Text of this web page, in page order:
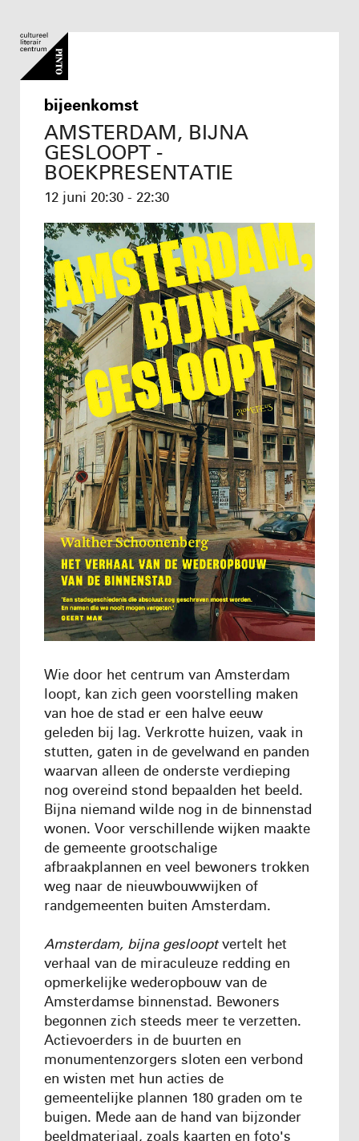
bijeenkomst
AMSTERDAM, BIJNA
GESLOOPT -
BOEKPRESENTATIE
12 juni 20:30 - 22:30
Wie door het centrum van Amsterdam
loopt, kan zich geen voorstelling maken
van hoe de stad er een halve eeuw
geleden bij lag. Verkrotte huizen, vaak in
stutten, gaten in de gevelwand en panden
waarvan alleen de onderste verdieping
nog overeind stond bepaalden het beeld.
Bijna niemand wilde nog in de binnenstad
wonen. Voor verschillende wijken maakte
de gemeente grootschalige
afbraakplannen en veel bewoners trokken
weg naar de nieuwbouwwijken of
randgemeenten buiten Amsterdam.
Amsterdam, bijna geslooptvertelt het
verhaal van de miraculeuze redding en
opmerkelijke wederopbouw van de
Amsterdamse binnenstad. Bewoners
begonnen zich steeds meer te verzetten.
Actievoerders in de buurten en
monumentenzorgers sloten een verbond
en wisten met hun acties de
gemeentelijke plannen 180 graden om te
buigen. Mede aan de hand van bijzonder
beeldmateriaal, zoals kaarten en foto's